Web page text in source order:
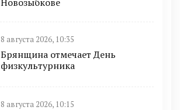
8 августа 2026, 10:35
Брянщина отмечает День
физкультурника
8 августа 2026, 10:15